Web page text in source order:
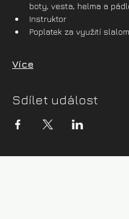
boty, vesta, helma a
Instruktor
Poplatek za využití
Více
Sdílet událost